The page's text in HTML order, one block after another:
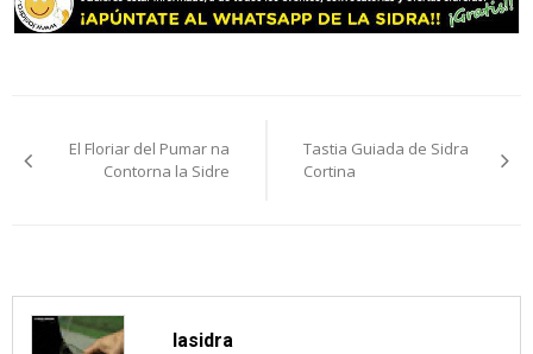
pelos
El Floriar del Pumar na
Contorna la Sidre
Tastia Guiada de Sidra
Cortina
lasidra